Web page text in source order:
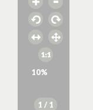
10%
1 / 1